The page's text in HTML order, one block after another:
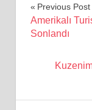
Yazı
Previous Post
Amerikalı
Sonlandı